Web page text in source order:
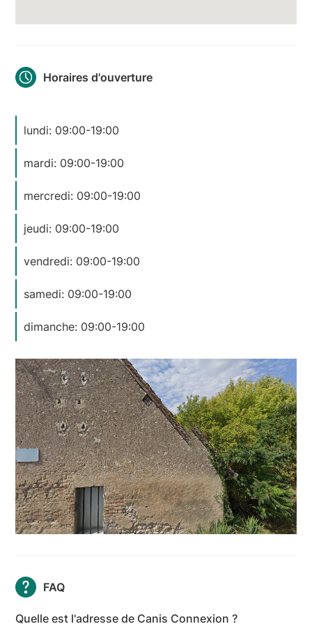
Horaires d'ouverture
lundi: 09:00-19:00
mardi: 09:00-19:00
mercredi: 09:00-19:00
jeudi: 09:00-19:00
vendredi: 09:00-19:00
samedi: 09:00-19:00
dimanche: 09:00-19:00
FAQ
Quelle est l'adresse de Canis Connexion ?